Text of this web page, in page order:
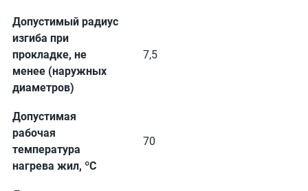
Допустимый радиус
изгиба при
прокладке, не
менее (наружных
диаметров)
7,5
Допустимая
рабочая
температура
нагрева жил, ºС
70